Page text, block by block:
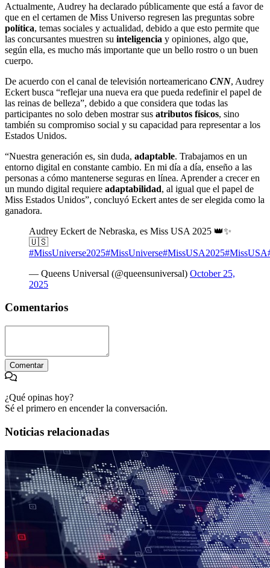
Actualmente, Audrey ha declarado públicamente que está a favor de
que en el certamen de Miss Universo regresen las preguntas sobre
política, temas sociales y actualidad, debido a que esto permite que
las concursantes muestren su inteligencia y opiniones, algo que,
según ella, es mucho más importante que un bello rostro o un buen
cuerpo.
De acuerdo con el canal de televisión norteamericano CNN, Audrey
Eckert busca “reflejar una nueva era que pueda redefinir el papel de
las reinas de belleza”, debido a que considera que todas las
participantes no solo deben mostrar sus atributos físicos, sino
también su compromiso social y su capacidad para representar a los
Estados Unidos.
“Nuestra generación es, sin duda, adaptable. Trabajamos en un
entorno digital en constante cambio. En mi día a día, enseño a las
personas a cómo mantenerse seguras en línea. Aprender a crecer en
un mundo digital requiere adaptabilidad, al igual que el papel de
Miss Estados Unidos”, concluyó Eckert antes de ser elegida como la
ganadora.
Audrey Eckert de Nebraska, es Miss USA 2025 👑✨️
🇺🇸
#MissUniverse2025#MissUniverse#MissUSA2025#MissUSA
— Queens Universal (@queensuniversal) October 25,
2025
Comentarios
Comentar
¿Qué opinas hoy?
Sé el primero en encender la conversación.
Noticias relacionadas